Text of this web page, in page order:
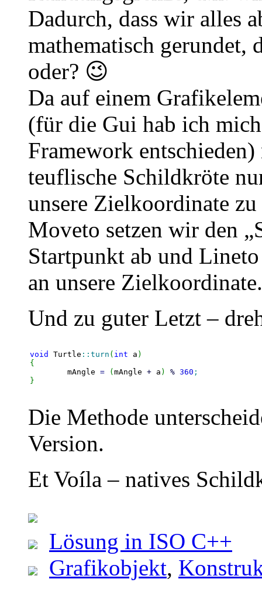
Dadurch, dass wir alles
mathematisch
oder? 😉
Da auf einem
(für die Gui hab ich
Framework
teuflische Schildkröte
unsere Zielkoordinate
Moveto setzen wir den
Startpunkt ab und
an unsere Zielkoordinate.
Und zu guter Letzt –
void Turtle :: turn ( int a )
{
	mAngle
= ( mAngle + a ) % 360 ;
}
Die Methode
Version.
Et Voíla – natives
Lösung in ISO C++
Grafikobjekt,